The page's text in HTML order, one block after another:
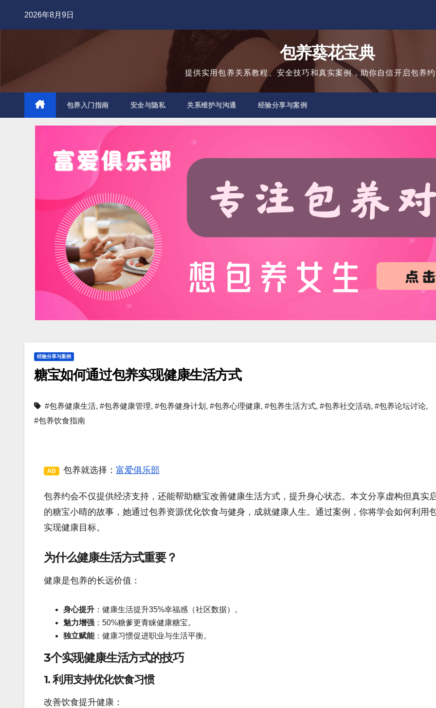
2026年8月9日
包养葵花宝典
提供实用包养关系教程、安全技巧和真实案例，助你自信开启包养
包养入门指南 安全与隐私 关系维护与沟通 经验分享与案例
经验分享与案例
糖宝如何通过包养实现健康生活方式
#包养健康生活, #包养健康管理, #包养健身计划 , #包养心理健康, #包养生活方式, #包养社交活动, #包养论坛讨论,
#包养饮食指南
AD 包养就选择： 富爱俱乐部
包养约会不仅提供经济支持，还能帮助糖宝改善健康生活方式，提升身心状态。本文分享虚构但真实
的糖宝小晴的故事，她通过包养资源优化饮食与健身，成就健康人生。通过案例，你将学会如何利用
实现健康目标。
为什么健康生活方式重要？
健康是包养的长远价值：
身心提升 ：健康生活提升35%幸福感（社区数据）。
魅力增强 ：50%糖爹更青睐健康糖宝。
独立赋能：健康习惯促进职业与生活平衡。
3个实现健康生活方式的技巧
1. 利用支持优化饮食习惯
改善饮食提升健康：